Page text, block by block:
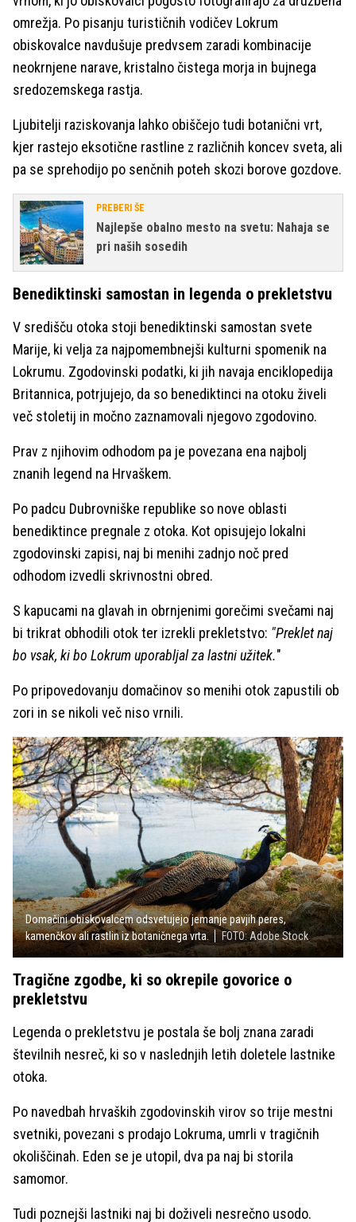
omrežja. Po pisanju turističnih vodičev Lokrum
obiskovalce navdušuje predvsem zaradi kombinacije
neokrnjene narave, kristalno čistega morja in bujnega
sredozemskega rastja.
Ljubitelji raziskovanja lahko obiščejo tudi botanični vrt,
kjer rastejo eksotične rastline z različnih koncev sveta, ali
pa se sprehodijo po senčnih poteh skozi borove gozdove.
PREBERI ŠE
Najlepše obalno mesto na svetu: Nahaja se
pri naših sosedih
Benediktinski samostan in legenda o prekletstvu
V središču otoka stoji benediktinski samostan svete
Marije, ki velja za najpomembnejši kulturni spomenik na
Lokrumu. Zgodovinski podatki, ki jih navaja enciklopedija
Britannica, potrjujejo, da so benediktinci na otoku živeli
več stoletij in močno zaznamovali njegovo zgodovino.
Prav z njihovim odhodom pa je povezana ena najbolj
znanih legend na Hrvaškem.
Po padcu Dubrovniške republike so nove oblasti
benediktince pregnale z otoka. Kot opisujejo lokalni
zgodovinski zapisi, naj bi menihi zadnjo noč pred
odhodom izvedli skrivnostni obred.
S kapucami na glavah in obrnjenimi gorečimi svečami naj
bi trikrat obhodili otok ter izrekli prekletstvo: "Preklet naj
bo vsak, ki bo Lokrum uporabljal za lastni užitek."
Po pripovedovanju domačinov so menihi otok zapustili ob
zori in se nikoli več niso vrnili.
Domačini obiskovalcem odsvetujejo jemanje pavjih peres,
kamenčkov ali rastlin iz botaničnega vrta.
FOTO: Adobe Stock
Tragične zgodbe, ki so okrepile govorice o
prekletstvu
Legenda o prekletstvu je postala še bolj znana zaradi
številnih nesreč, ki so v naslednjih letih doletele lastnike
otoka.
Po navedbah hrvaških zgodovinskih virov so trije mestni
svetniki, povezani s prodajo Lokruma, umrli v tragičnih
okoliščinah. Eden se je utopil, dva pa naj bi storila
samomor.
Tudi poznejši lastniki naj bi doživeli nesrečno usodo.